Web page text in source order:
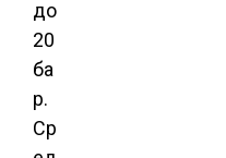
до
20
ба
р.
Ср